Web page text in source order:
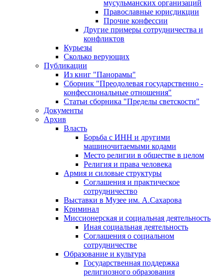
мусульманских организаций
Православные юрисдикции
Прочие конфессии
Другие примеры сотрудничества и
конфликтов
Курьезы
Сколько верующих
Публикации
Из книг "Панорамы"
Сборник "Преодолевая государственно -
конфессиональные отношения"
Статьи сборника "Пределы светскости"
Документы
Архив
Власть
Борьба с ИНН и другими
машиночитаемыми кодами
Место религии в обществе в целом
Религия и права человека
Армия и силовые структуры
Соглашения и практическое
сотрудничество
Выставки в Музее им. А.Сахарова
Криминал
Миссионерская и социальная деятельность
Иная социальная деятельность
Соглашения о социальном
сотрудничестве
Образование и культура
Государственная поддержка
религиозного образования